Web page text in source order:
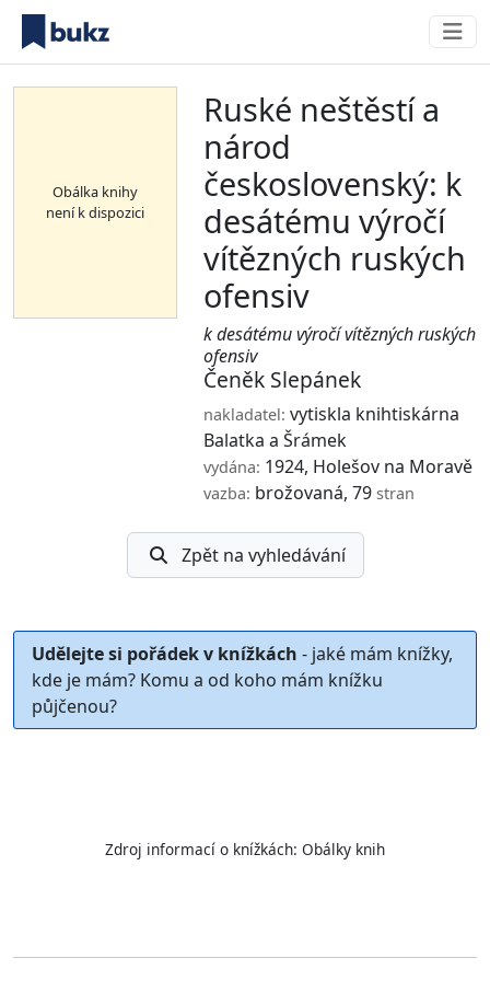
Obálka knihy
není k dispozici
Ruské neštěstí a
národ
československý: k
desátému výročí
vítězných ruských
ofensiv
k desátému výročí vítězných ruských
ofensiv
Čeněk Slepánek
nakladatel: vytiskla knihtiskárna
Balatka a Šrámek
vydána: 1924, Holešov na Moravě
vazba: brožovaná, 79 stran
Zpět na vyhledávání
Udělejte si pořádek v knížkách - jaké mám knížky,
kde je mám? Komu a od koho mám knížku
půjčenou?
Zdroj informací o knížkách: Obálky knih